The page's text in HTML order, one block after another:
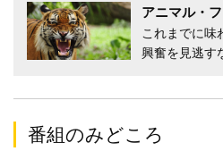
アニマル・
これまでに味
興奮を見逃す
番組のみどころ